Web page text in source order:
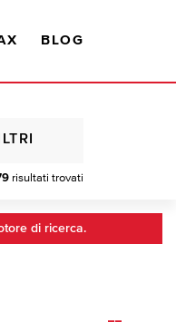
BLOG
risultati trovati
di ricerca.